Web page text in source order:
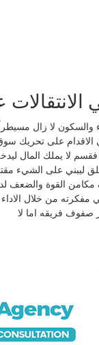
لا زال مسيطراً
على تحريك سوق
لا يملك المال
ليبني على الشيء
القوة والضعف
مفكرته من خلال
صفوف فريقه اما لا